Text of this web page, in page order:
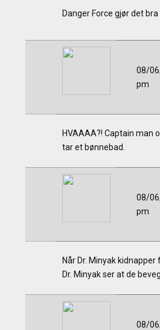
Danger Force gjør det
08/
pm
HVAAAA?! Captain man
tar et bønnebad.
08/
pm
Når Dr. Minyak
Dr. Minyak ser at de
08/